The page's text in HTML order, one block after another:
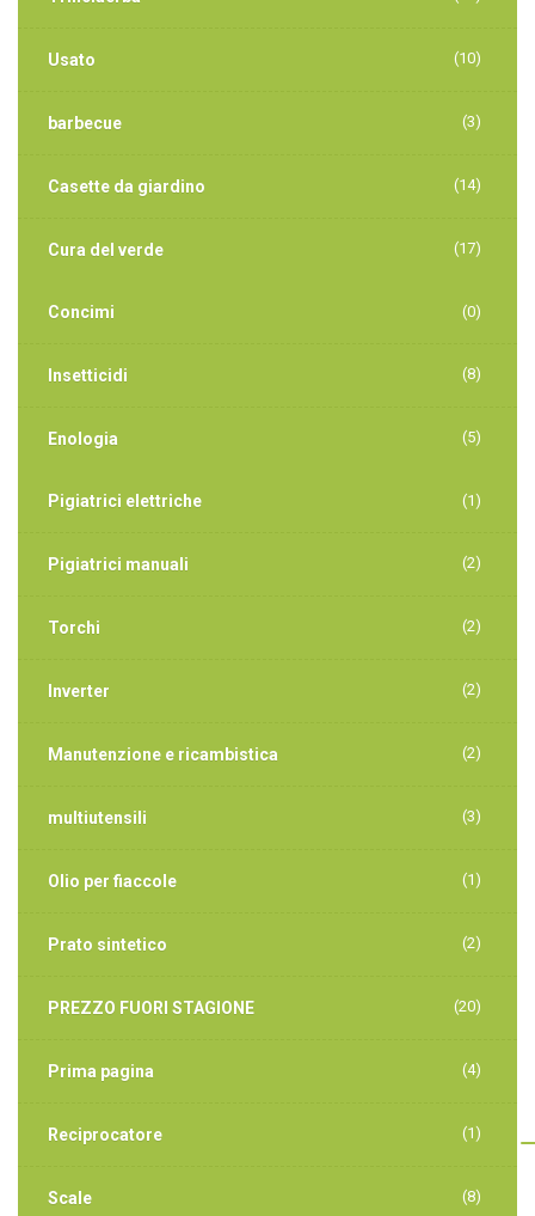
Usato (10)
barbecue (3)
Casette da giardino (14)
Cura del verde (17)
Concimi (0)
Insetticidi (8)
Enologia (5)
Pigiatrici elettriche (1)
Pigiatrici manuali (2)
Torchi (2)
Inverter (2)
Manutenzione e ricambistica (2)
multiutensili (3)
Olio per fiaccole (1)
Prato sintetico (2)
PREZZO FUORI STAGIONE (20)
Prima pagina (4)
Reciprocatore (1)
Scale (8)